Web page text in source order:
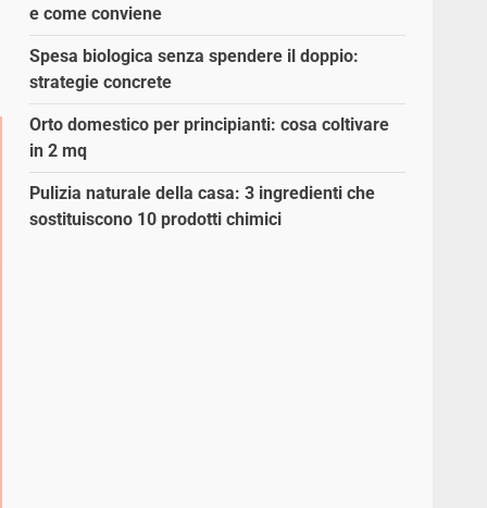
e come conviene
Spesa biologica senza spendere il doppio:
strategie concrete
Orto domestico per principianti: cosa coltivare
in 2 mq
Pulizia naturale della casa: 3 ingredienti che
sostituiscono 10 prodotti chimici